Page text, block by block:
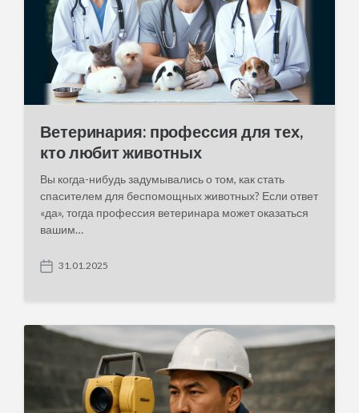
Ветеринария: профессия для тех,
кто любит животных
Вы когда-нибудь задумывались о том, как стать
спасителем для беспомощных животных? Если ответ
«да», тогда профессия ветеринара может оказаться
вашим…
P
d
31.01.2025